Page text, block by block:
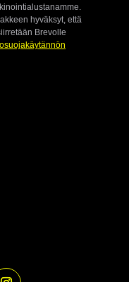
hyväksyt, että
Brevolle